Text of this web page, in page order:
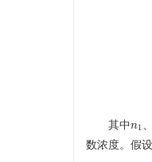
其中n1
n1
数浓度。假